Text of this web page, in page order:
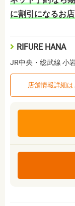
に割引になるお店
RIFURE HANA
JR中央・総武線 小
店舗情報詳細は